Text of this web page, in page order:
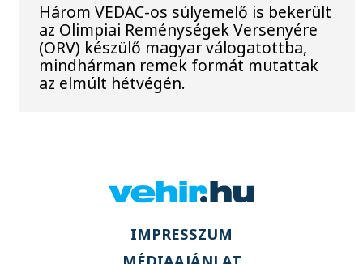
Három VEDAC-os súlyemelő is bekerült
az Olimpiai Reménységek Versenyére
(ORV) készülő magyar válogatottba,
mindhárman remek formát mutattak
az elmúlt hétvégén.
IMPRESSZUM